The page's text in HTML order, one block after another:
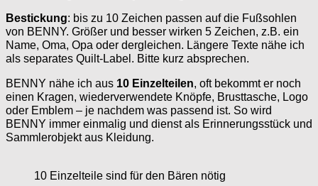
Bestickung: bis zu 10 Zeichen passen auf die Fußsohlen
von BENNY. Größer und besser wirken 5 Zeichen, z.B. ein
Name, Oma, Opa oder dergleichen. Längere Texte nähe ich
als separates Quilt-Label. Bitte kurz absprechen.
BENNY nähe ich aus 10 Einzelteilen, oft bekommt er noch
einen Kragen, wiederverwendete Knöpfe, Brusttasche, Logo
oder Emblem – je nachdem was passend ist. So wird
BENNY immer einmalig und dienst als Erinnerungsstück und
Sammlerobjekt aus Kleidung.
10 Einzelteile sind für den Bären nötig